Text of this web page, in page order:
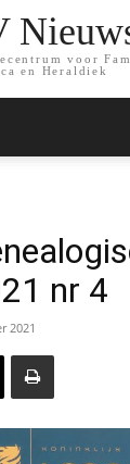
voor
en Heraldiek
nr 4
2021